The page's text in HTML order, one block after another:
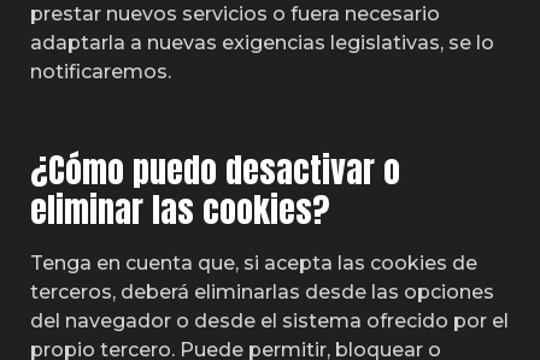
prestar nuevos servicios o fuera necesario
adaptarla a nuevas exigencias legislativas, se lo
notificaremos.
¿Cómo puedo desactivar o
eliminar las cookies?
Tenga en cuenta que, si acepta las cookies de
terceros, deberá eliminarlas desde las opciones
del navegador o desde el sistema ofrecido por el
propio tercero. Puede permitir, bloquear o